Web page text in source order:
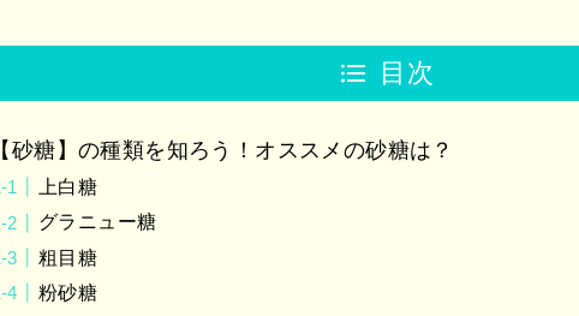
目次
【砂糖】の種類を知ろう！オススメの砂糖は？
上白糖
グラニュー糖
粗目糖
粉砂糖